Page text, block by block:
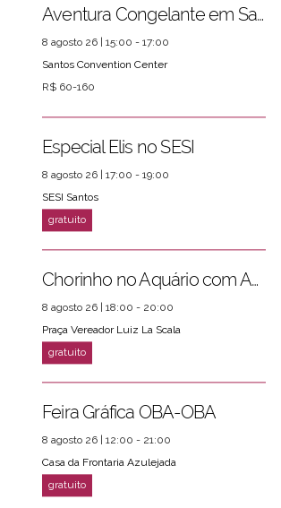
PRÓXIMOS EVENTOS
Aventura Congelante em Santos
8 agosto 26 | 15:00 - 17:00
Santos Convention Center
R$ 60-160
Especial Elis no SESI
8 agosto 26 | 17:00 - 19:00
SESI Santos
Chorinho no Aquário com Amigos da Música e Mari Torres
8 agosto 26 | 18:00 - 20:00
Praça Vereador Luiz La Scala
Feira Gráfica OBA-OBA
8 agosto 26 | 12:00 - 21:00
Casa da Frontaria Azulejada